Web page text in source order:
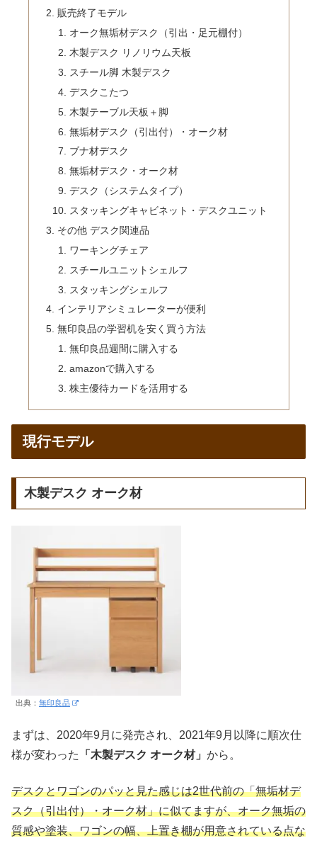
販売終了モデル
オーク無垢材デスク（引出・足元棚付）
木製デスク リノリウム天板
スチール脚 木製デスク
デスクこたつ
木製テーブル天板＋脚
無垢材デスク（引出付）・オーク材
ブナ材デスク
無垢材デスク・オーク材
デスク（システムタイプ）
スタッキングキャビネット・デスクユニット
その他 デスク関連品
ワーキングチェア
スチールユニットシェルフ
スタッキングシェルフ
インテリアシミュレーターが便利
無印良品の学習机を安く買う方法
無印良品週間に購入する
amazonで購入する
株主優待カードを活用する
現行モデル
木製デスク オーク材
出典： 無印良品
まずは、2020年9月に発売され、2021年9月以降に順次仕
様が変わった
「木製デスク オーク材」 から。
デスクとワゴンのパッと見た感じは2世代前の「無垢材デ
スク（引出付）・オーク材」に似てますが、オーク無垢の
質感や塗装、ワゴンの幅、上置き棚が用意されている点な